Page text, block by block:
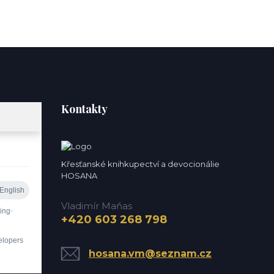
Kontakty
Křesťanské knihkupectví a devocionálie
HOSANA
Vladimír Maňas
+420 603 268 798
hosana.vm@seznam.cz